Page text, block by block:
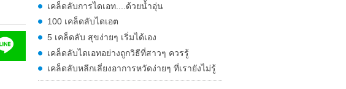
เคล็ดลับการไดเอท....ด้วยน้ำอุ่น
100 เคล็ดลับไดเอต
5 เคล็ดลับ สุขง่ายๆ เริ่มได้เอง
เคล็ดลับไดเอทอย่างถูกวิธีที่สาวๆ ควรรู้
เคล็ดลับหลีกเลี่ยงอาการหวัดง่ายๆ ที่เรายังไม่รู้